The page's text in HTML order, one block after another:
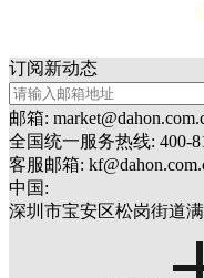
订阅新动态
邮箱:
全国统一服务热线: 400-
客服邮箱:
中国:
深圳市宝安区松岗街道